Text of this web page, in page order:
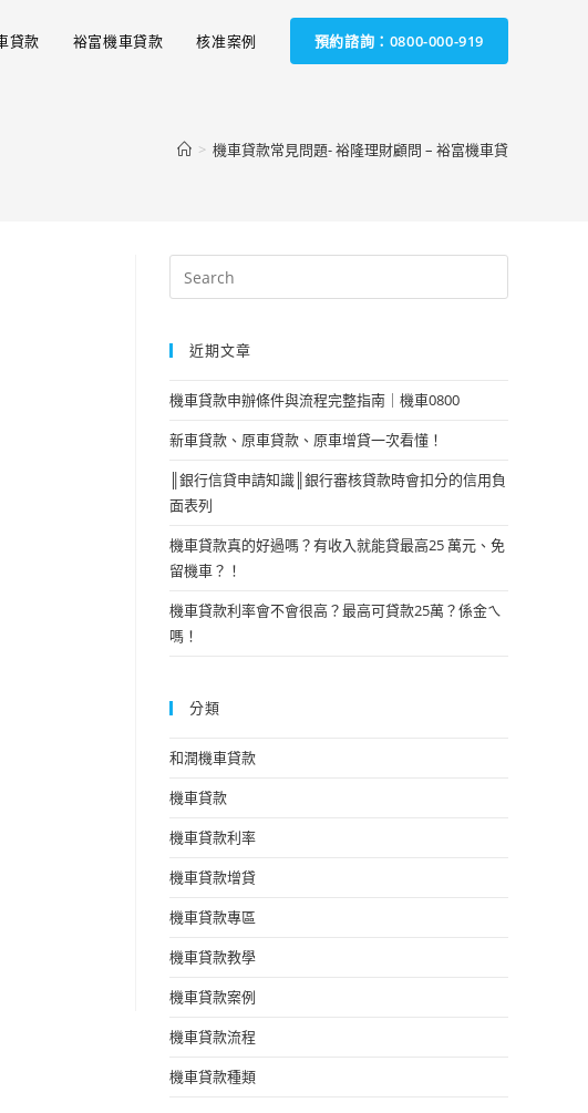
貸款 裕富機車貸款 核准案例 預約諮詢：0800-000-919
> 機車貸款常見問題- 裕隆理財顧問 – 裕富機車貸
近期文章
機車貸款申辦條件與流程完整指南｜機車0800
新車貸款、原車貸款、原車增貸一次看懂！
║銀行信貸申請知識║銀行審核貸款時會扣分的信用負
面表列
機車貸款真的好過嗎？有收入就能貸最高25 萬元、免
留機車？！
機車貸款利率會不會很高？最高可貸款25萬？係金ㄟ
嗎！
分類
和潤機車貸款
機車貸款
機車貸款利率
機車貸款增貸
機車貸款專區
機車貸款教學
機車貸款案例
機車貸款流程
機車貸款種類